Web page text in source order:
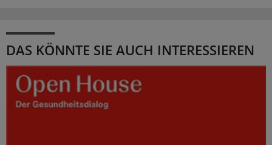
DAS KÖNNTE SIE AUCH INTERESSIEREN